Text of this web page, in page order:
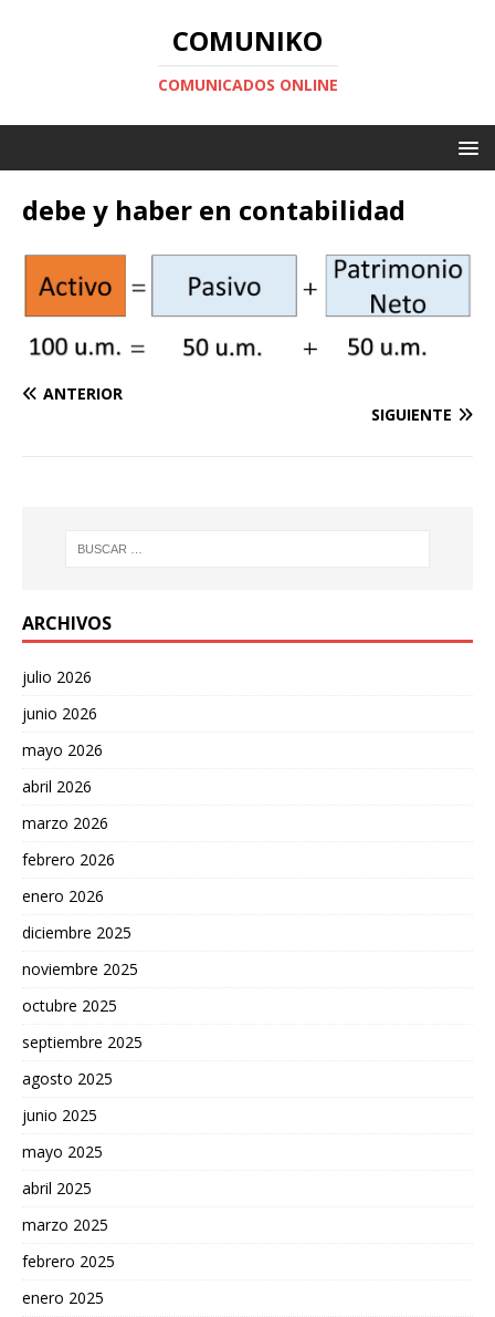
COMUNIKO
COMUNICADOS ONLINE
debe y haber en contabilidad
ANTERIOR
SIGUIENTE
ARCHIVOS
julio 2026
junio 2026
mayo 2026
abril 2026
marzo 2026
febrero 2026
enero 2026
diciembre 2025
noviembre 2025
octubre 2025
septiembre 2025
agosto 2025
junio 2025
mayo 2025
abril 2025
marzo 2025
febrero 2025
enero 2025